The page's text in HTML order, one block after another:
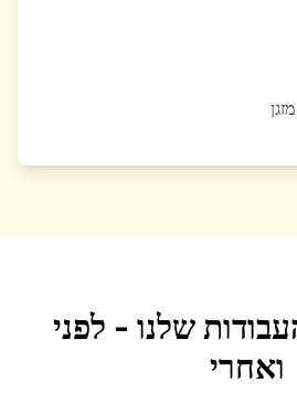
שלנו - לפני
ואחרי